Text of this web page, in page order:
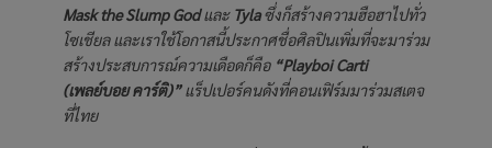
Mask the Slump Godและ Tylaซึ่งก็สร้างความฮือฮาไปทั่ว
โซเชียล และเราใช้โอกาสนี้ประกาศชื่อศิลปินเพิ่มที่จะมาร่วม
สร้างประสบการณ์ความเดือดก็คือ “Playboi Carti
(เพลย์บอย คาร์ติ)”แร็ปเปอร์คนดังที่คอนเฟิร์มมาร่วมสเตจ
ที่ไทย